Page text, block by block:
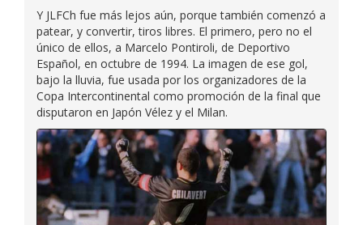
Y JLFCh fue más lejos aún, porque también comenzó a
patear, y convertir, tiros libres. El primero, pero no el
único de ellos, a Marcelo Pontiroli, de Deportivo
Español, en octubre de 1994. La imagen de ese gol,
bajo la lluvia, fue usada por los organizadores de la
Copa Intercontinental como promoción de la final que
disputaron en Japón Vélez y el Milan.